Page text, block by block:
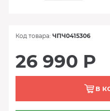
Код товара: ЧПЧ0415306
26 990 Р
В